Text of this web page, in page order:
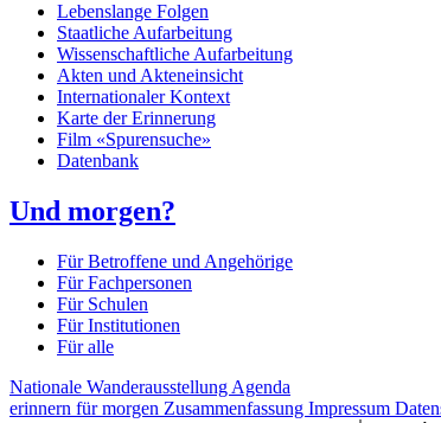
Lebenslange Folgen
Staatliche Aufarbeitung
Wissenschaftliche Aufarbeitung
Akten und Akteneinsicht
Internationaler Kontext
Karte der Erinnerung
Film «Spurensuche»
Datenbank
Und morgen?
Für Betroffene und Angehörige
Für Fachpersonen
Für Schulen
Für Institutionen
Für alle
Nationale Wanderausstellung Agenda
erinnern für morgen Zusammenfassung Impressum